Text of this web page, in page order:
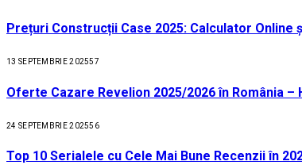
Prețuri Construcții Case 2025: Calculator Online
13 SEPTEMBRIE 202557
Oferte Cazare Revelion 2025/2026 în România
24 SEPTEMBRIE 202556
Top 10 Serialele cu Cele Mai Bune Recenzii în